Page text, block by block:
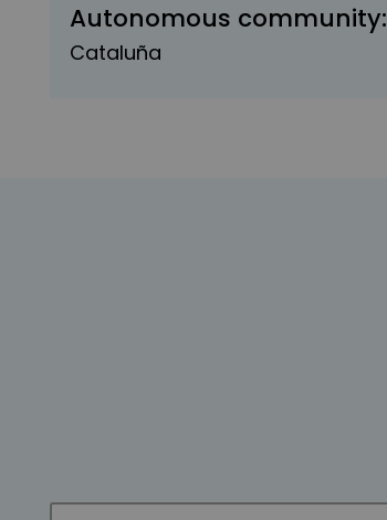
Autonomous community:
Cataluña